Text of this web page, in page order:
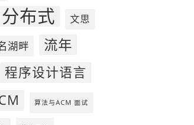
布式 文思
湖畔 流年
程序设计语言
算法与ACM 面试